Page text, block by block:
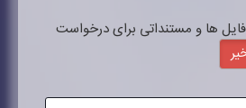
فایل ها و مستنداتی برای درخواست